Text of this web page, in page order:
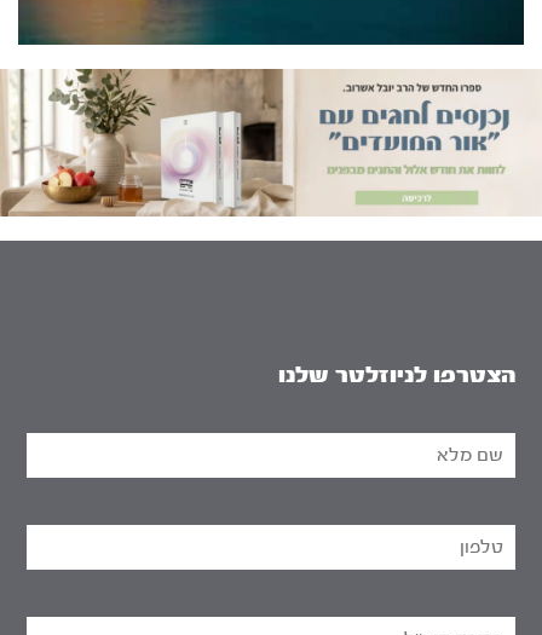
הצטרפו לניוזלטר שלנו